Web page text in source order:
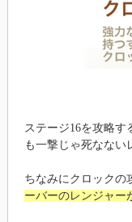
ステージ16を攻略
も一撃じゃ死なない
ちなみにクロックの
ーバーのレンジャー